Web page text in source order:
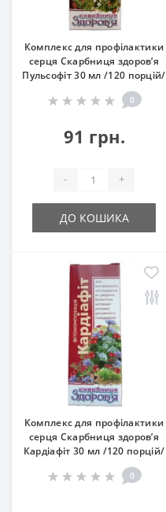
Комплекс для профілактики
серця Скарбниця здоров’я
Пульсофіт 30 мл /120 порцій/
0
91 грн.
- +
ДО КОШИКА
Комплекс для профілактики
серця Скарбниця здоров’я
Кардіафіт 30 мл /120 порцій/
0